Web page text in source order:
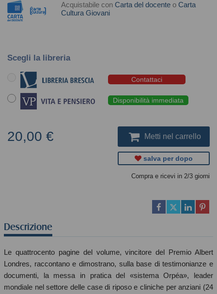
Acquistabile con Carta del docente o Carta
Cultura Giovani
Scegli la libreria
Contattaci
Disponibilità immediata
20,00 € Metti nel carrello
salva per dopo
Compra e ricevi in 2/3 giorni
Descrizione
Le quattrocento pagine del volume, vincitore del Premio Albert
Londres, raccontano e dimostrano, sulla base di testimonianze e
documenti, la messa in pratica del «sistema Orpéa», leader
mondiale nel settore delle case di riposo e cliniche per anziani (24